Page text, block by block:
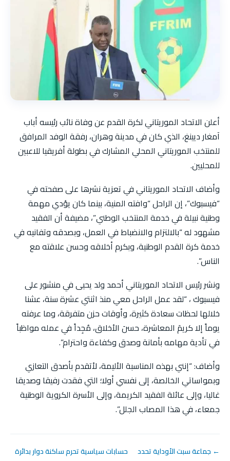
أعلن الاتحاد الموريتاني لكرة القدم عن وفاة نائب رئيسه أباب
آمغار ديينغ، الذي كان في مدينة وهران، رفقة الوفد المرافق
للمنتخب الموريتاني المحلي المشارك في بطولة أفريقيا للاعبين
للمحليين.
وأضاف الاتحاد الموريتاني في تعزية نشرها على صفحته في
“فيسبوك”، إن الراحل “وافته المنية، بينما كان يؤدي مهمة
وطنية نبيلة في خدمة المنتخب الوطني”، مضيفة أن الفقيد
مشهود له “بالالتزام والانضباط في العمل، وبصدقه وتفانيه في
خدمة كرة القدم الوطنية، وبكرم أخلاقه وحسن علاقته مع
الناس”.
ونشر رئيس الاتحاد الموريتاني أحمد ولد يحيى في منشور على
فيسبوك ، “لقد عمل الراحل معي منذ اثنتي عشرة سنة، عشنا
خلالها لحظات سعادة كثيرة، وأوقات حزن متفرقة، وما عرفته
يوماً إلا كريمَ المعاشرة، حسنَ الأخلاق، مُجِداً في عمله مواظباً
في تأدية مهامه بأمانة وصدق وكفاءة واحترام”.
وأضاف: “إنني بهذه المناسبة الأليمة، لأتقدم بأصدق التعازي
وبمواساتي الخالصة، إلى نفسي أولا؛ التي فقدت رفيقا وصديقا
غاليا، وإلى عائلة الفقيد الكريمة، وإلى الأسرة الكروية الوطنية
جمعاء، في هذا المصاب الجلل”.
← جماعة سبت الأوداية تحدد
حسابات سياسية تحرم ساكنة دوار بدائرة